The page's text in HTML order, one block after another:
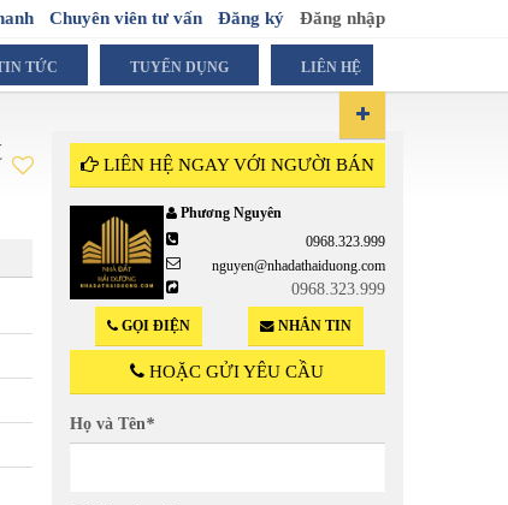
Chuyên viên tư vấn Đăng ký Đăng nhập
TỨC TUYỂN DỤNG LIÊN HỆ
LIÊN HỆ NGAY VỚI NGƯỜI BÁN
Phương Nguyên
0968.323.999
nguyen@nhadathaiduong.com
0968.323.999
GỌI ĐIỆN NHẮN TIN
HOẶC GỬI YÊU CẦU
Họ và Tên*